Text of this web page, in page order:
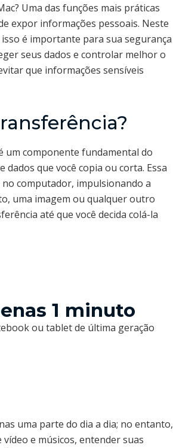
Uma das funções mais práticas
expor informações pessoais. Neste
é importante para sua segurança
seus dados e controlar melhor o
que informações sensíveis
um componente fundamental do
que você copia ou corta. Essa
computador, impulsionando a
uma imagem ou qualquer outro
até que você decida colá-la
1 minuto
ou tablet de última geração
uma parte do dia a dia; no entanto,
e músicos, entender suas